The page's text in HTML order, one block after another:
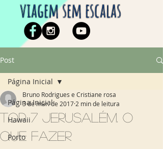
viagem sem escalas
Post
Página Inicial
Hawaii
Porto
Página Inicial
Top 7 Jerusalém. O
que fazer
Bruno Rodrigues e Cristiane rosa
3 de mar. de 2017 2 min de leitura